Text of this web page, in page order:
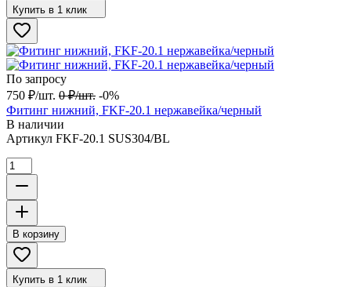
Купить в 1 клик
По запросу
750 ₽/шт. 0 ₽/шт. -0%
Фитинг нижний, FKF-20.1 нержавейка/черный
В наличии
Артикул FKF-20.1 SUS304/BL
В корзину
Купить в 1 клик